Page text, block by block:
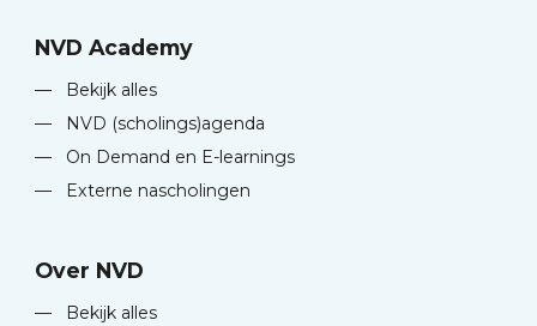
NVD Academy
—
Bekijk alles
—
NVD (scholings)agenda
—
On Demand en E-learnings
—
Externe nascholingen
Over NVD
—
Bekijk alles